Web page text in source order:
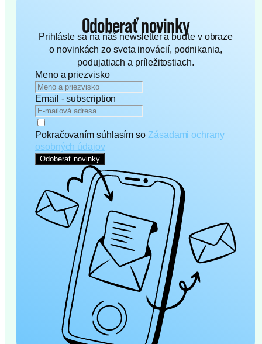
Odoberať novinky
Prihláste sa na náš newsletter a buďte v obraze
o novinkách zo sveta inovácií, podnikania,
podujatiach a príležitostiach.
Meno a priezvisko
Email - subscription
Pokračovaním súhlasím so Zásadami ochrany
osobných údajov
Odoberať novinky